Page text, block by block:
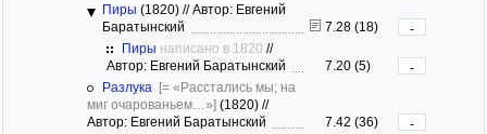
Пиры (1820) //Автор: Евгений
Баратынский
7.28 (18)
-
Пиры написано в 1820 //
Автор: Евгений Баратынский
7.20 (5)
-
Разлука [= «Расстались мы; на
миг очарованьем…»] (1820) //
Автор: Евгений Баратынский
7.42 (36)
-